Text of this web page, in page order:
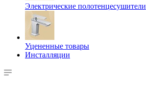
Электрические полотенцесушители
Уцененные товары
Инсталляции